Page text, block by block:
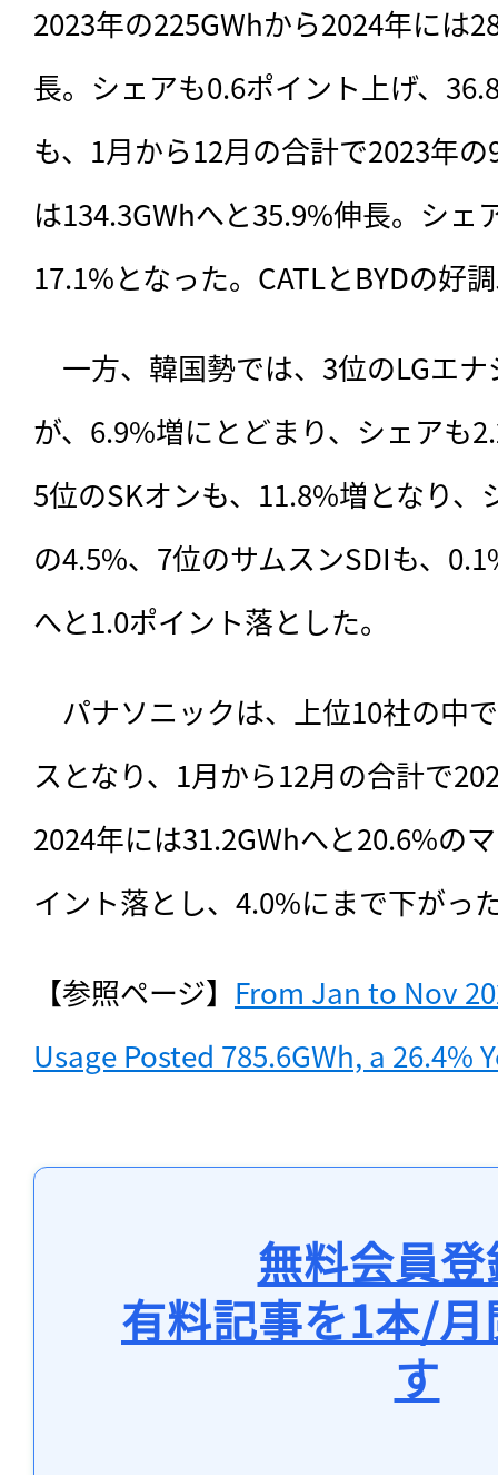
2023年の225GWhから2024年には
長。シェアも0.6ポイント上げ、
も、1月から12月の合計で2023年
は134.3GWhへと35.9%伸長。シェ
17.1%となった。CATLとBYDの好
一方、韓国勢では、3位のLGエ
が、6.9%増にとどまり、シェアも
5位のSKオンも、11.8%増となり
の4.5%、7位のサムスンSDIも、
へと1.0ポイント落とした。
パナソニックは、上位10社の中
スとなり、1月から12月の合計で
2024年には31.2GWhへと20.6%の
イント落とし、4.0%にまで下がっ
【参照ページ】 From Jan to Nov
Usage Posted 785.6GWh, a 26.4%
無料会員
有料記事を1本/
す